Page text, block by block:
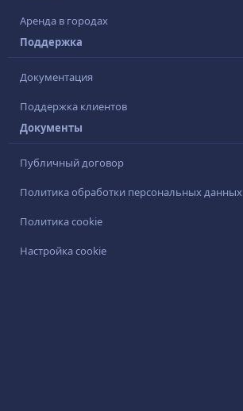
Аренда в городах
Поддержка
Документация
Поддержка клиентов
Документы
Публичный договор
Политика обработки персональных данных
Политика cookie
Настройка cookie